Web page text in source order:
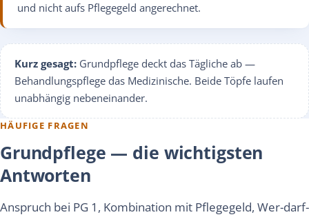
und nicht aufs Pflegegeld angerechnet.
Kurz gesagt: Grundpflege deckt das Tägliche ab —
Behandlungspflege das Medizinische. Beide Töpfe laufen
unabhängig nebeneinander.
HÄUFIGE FRAGEN
Grundpflege — die wichtigsten
Antworten
Anspruch bei PG 1, Kombination mit Pflegegeld, Wer-darf-